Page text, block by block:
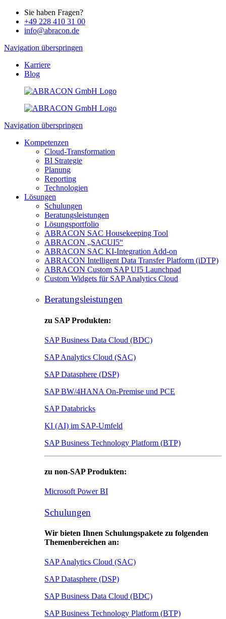
Sie haben Fragen?
+49 228 410 31 00
info@abracon.de
Navigation überspringen
Karriere
Blog
Navigation überspringen
Kompetenzen
Cloud-Transformation
BI Strategie
Planung
Reporting
Technologien
Lösungen
Schulungen
Beratungsleistungen
Lösungsportfolio
ABRACON SAC Housekeeping Tool
ABRACON „SACUI5“
ABRACON SAC KI-Integration Add-on
ABRACON Intelligent Data Transfer Platform (iDTP)
ABRACON Custom SAP UI5 Launchpad
Custom Widgets für SAP Analytics Cloud
Beratungsleistungen
zu SAP Produkten:
SAP Business Data Cloud (BDC)
SAP Analytics Cloud (SAC)
SAP Datasphere (DSP)
SAP BW/4HANA On-Premise und PCE
SAP Databricks
KI (AI) im SAP-Umfeld
SAP Business Technology Platform (BTP)
zu non-SAP Produkten:
Microsoft Power BI
Schulungen
Wir bieten Ihnen Schulungspakete zu folgenden
Themenbereichen an:
SAP Analytics Cloud (SAC)
SAP Datasphere (DSP)
SAP Business Data Cloud (BDC)
SAP Business Technology Platform (BTP)